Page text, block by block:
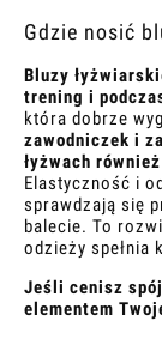
Gdzie nosić
Bluzy
trening i
która dobrze
zawodniczek i
łyżwach
Elastyczność i
sprawdzają się
balecie. To
odzieży spełnia
Jeśli cenisz
elementem